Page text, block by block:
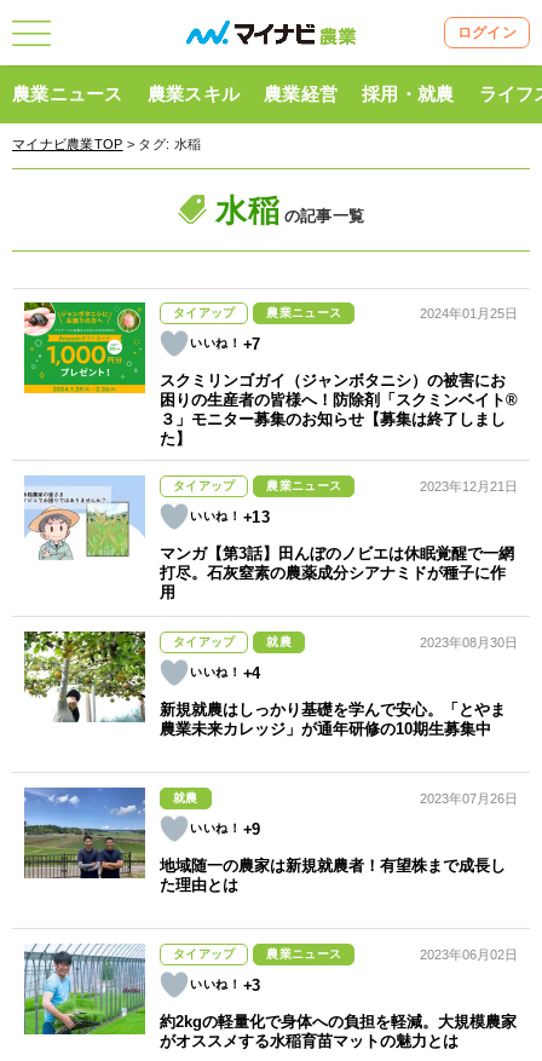
ログイン
農業ニュース 農業スキル 農業経営 採用・就農 ライフ
マイナビ農業TOP > タグ: 水稲
水稲 の記事一覧
タイアップ 農業ニュース
+7
2024年01月25日
スクミリンゴガイ（ジャンボタニシ）の被害にお
困りの生産者の皆様へ！防除剤「スクミンベイト®
３」モニター募集のお知らせ【募集は終了しまし
た】
タイアップ 農業ニュース
+13
2023年12月21日
マンガ【第3話】田んぼのノビエは休眠覚醒で一網
打尽。石灰窒素の農薬成分シアナミドが種子に作
用
タイアップ 就農
+4
2023年08月30日
新規就農はしっかり基礎を学んで安心。「とやま
農業未来カレッジ」が通年研修の10期生募集中
就農
+9
2023年07月26日
地域随一の農家は新規就農者！有望株まで成長し
た理由とは
タイアップ 農業ニュース
+3
2023年06月02日
約2kgの軽量化で身体への負担を軽減。大規模農家
がオススメする水稲育苗マットの魅力とは